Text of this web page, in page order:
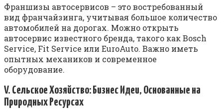
Франшизы автосервисов – это востребованный
вид франчайзинга, учитывая большое количество
автомобилей на дорогах. Можно открыть
автосервис известного бренда, такого как Bosch
Service, Fit Service или EuroAuto. Важно иметь
опытных механиков и современное
оборудование.
V. Сельское Хозяйство: Бизнес Идеи, Основанные на
Природных Ресурсах